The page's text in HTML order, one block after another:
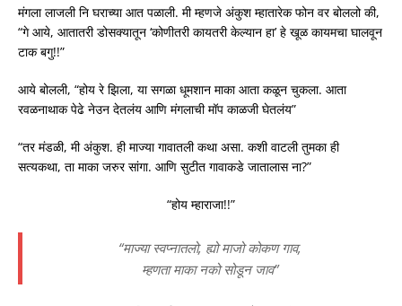
मंगला लाजली नि घराच्या आत पळाली. मी म्हणजे अंकुश म्हातारेक फोन वर बोललो की,
“गे आये, आतातरी डोसक्यातून ‘कोणीतरी कायतरी केल्यान हा’ हे खूळ कायमचा घालवून
टाक बगु!!”
आये बोलली, “होय रे झिला, या सगळा धूमशान माका आता कळून चुकला. आता
रवळनाथाक पेढे नेउन देतलंय आणि मंगलाची मॉप काळजी घेतलंय”
“तर मंडळी, मी अंकुश. ही माज्या गावातली कथा असा. कशी वाटली तुमका ही
सत्यकथा, ता माका जरुर सांगा. आणि सुटीत गावाकडे जातालास ना?”
“होय म्हाराजा!!”
“माज्या स्वप्नातलो, ह्यो माजो कोकण गाव,
म्हणता माका नको सोडून जाव”